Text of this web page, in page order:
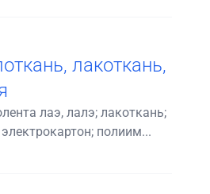
лакоткань,
лаэ, лалэ; лакоткань;
электрокартон; полиим...